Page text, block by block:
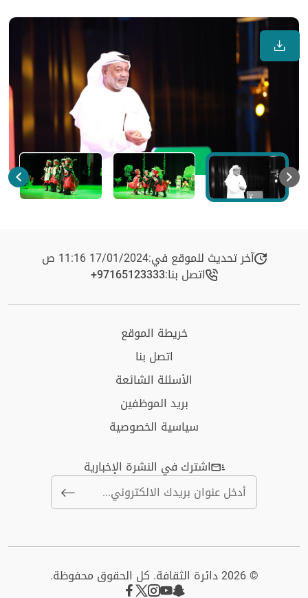
آخر تحديث للموقع في:17/01/2024 11:16 ص
اتصل بنا:+97165123333​
خريطة الموقع
اتصل بنا
الأسئلة الشائعة
بريد الموظفين
سياسية الخصوصية
اشترك في النشرة الإخبارية
© 2026 دائرة الثقافة. كل الحقوق محفوظة.